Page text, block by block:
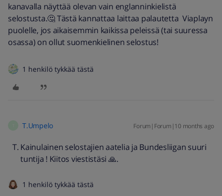
kanavalla näyttää olevan vain englanninkielistä
selostusta.🤔 Tästä kannattaa laittaa palautetta Viaplayn
puolelle, jos aikaisemmin kaikissa peleissä (tai suuressa
osassa) on ollut suomenkielinen selostus!
1 henkilö tykkää tästä
T.Umpelo Forum|Forum|10 months ago
Kainulainen selostajien aatelia ja Bundesliigan suuri
tuntija ! Kiitos viestistäsi 🙏.
1 henkilö tykkää tästä